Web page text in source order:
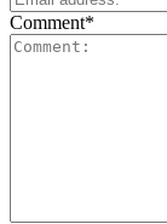
Comment*